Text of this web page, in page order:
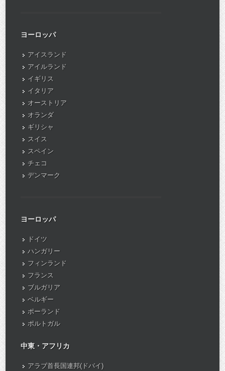
ヨーロッパ
アイスランド
アイルランド
イギリス
イタリア
オーストリア
オランダ
ギリシャ
スイス
スペイン
チェコ
デンマーク
ヨーロッパ
ドイツ
ハンガリー
フィンランド
フランス
ブルガリア
ベルギー
ポーランド
ポルトガル
中東・アフリカ
アラブ首長国連邦(ドバイ)